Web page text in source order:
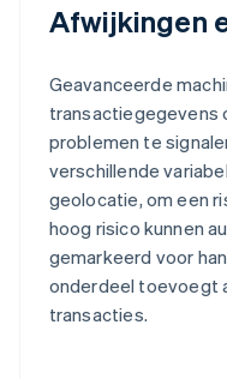
Afwijkingen
Geavanceerde
transactiegegevens
problemen te
verschillende
geolocatie, om een
hoog risico kunnen
gemarkeerd voor
onderdeel toevoegt
transacties.